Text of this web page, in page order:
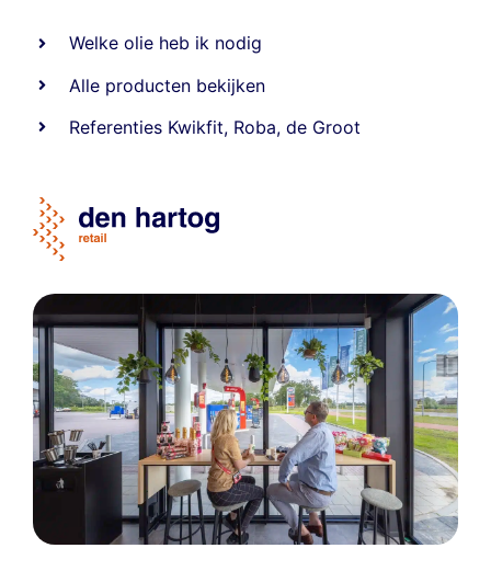
Welke olie heb ik nodig
Alle producten bekijken
Referenties Kwikfit, Roba,de Groot